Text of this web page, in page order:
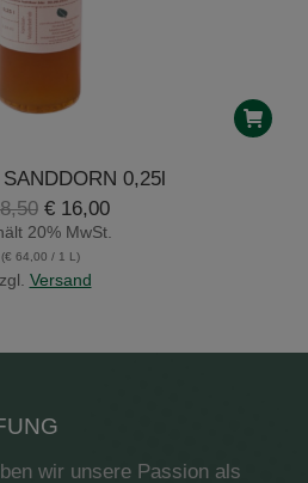
0,25l
Ursprünglicher
Preis
war:
€ 18,50
€16,00Aktueller
Preis
20% MwSt.
(€ 64,00 / 1 L)
Versand
wir unsere Passion als